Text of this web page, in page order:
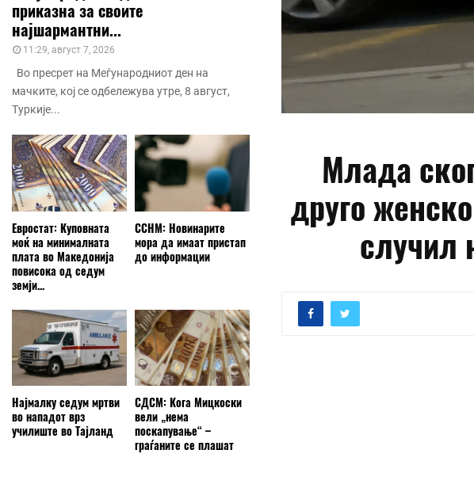
Млада
друго
случил
приказна за своите
најшармантни...
11:29, август 7, 2026
Во пресрет на Меѓународниот ден на
мачките, кој се одбележува утре, 8 август,
Туркије...
Евростат: Куповната
моќ на минималната
плата во Македонија
повисока од седум
земји...
ССНМ: Новинарите
мора да имаат пристап
до информации
Најмалку седум мртви
во нападот врз
училиште во Тајланд
СДСМ: Кога Мицкоски
вели „нема
поскапување“ –
граѓаните се плашат